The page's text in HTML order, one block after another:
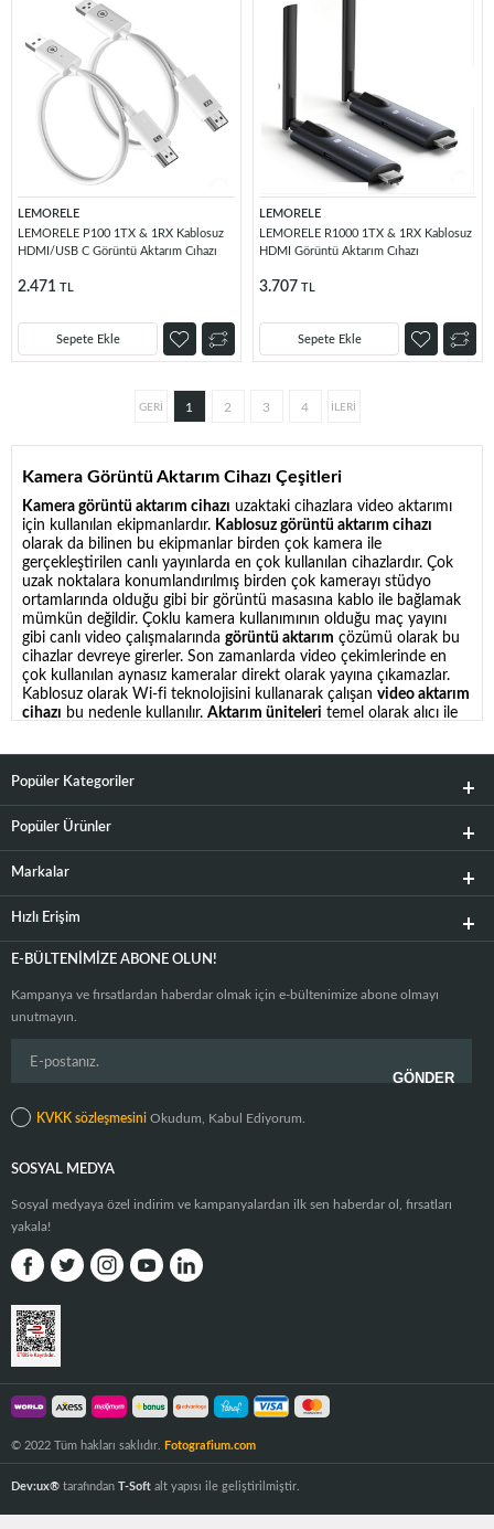
LEMORELE
LEMORELE P100 1TX & 1RX Kablosuz
HDMI/USB C Görüntü Aktarım Cıhazı
2.471 TL
Sepete Ekle
LEMORELE
LEMORELE R1000 1TX & 1RX Kablosuz
HDMI Görüntü Aktarım Cıhazı
3.707 TL
Sepete Ekle
1 2 3 4
Kamera Görüntü Aktarım Cihazı Çeşitleri
Kamera görüntü aktarım cihazı uzaktaki cihazlara video aktarımı
için kullanılan ekipmanlardır. Kablosuz görüntü aktarım cihazı
olarak da bilinen bu ekipmanlar birden çok kamera ile
gerçekleştirilen canlı yayınlarda en çok kullanılan cihazlardır. Çok
uzak noktalara konumlandırılmış birden çok kamerayı stüdyo
ortamlarında olduğu gibi bir görüntü masasına kablo ile bağlamak
mümkün değildir. Çoklu kamera kullanımının olduğu maç yayını
gibi canlı video çalışmalarında görüntü aktarım çözümü olarak bu
cihazlar devreye girerler. Son zamanlarda video çekimlerinde en
çok kullanılan aynasız kameralar direkt olarak yayına çıkamazlar.
Kablosuz olarak Wi-fi teknolojisini kullanarak çalışan video aktarım
cihazı bu nedenle kullanılır. Aktarım üniteleri temel olarak alıcı ile
HDMI ve SDI girişine, alıcılar da SDI ve HDMI çıkışlarına sahiptir.
Bu özellik vasıtasıyla hızlı bir iletişim kurularak 4K ve 60 fps
kalitesindevideo aktarım
kullanılabilmeleridir. Usb typ-c bağlantısı ile alıcı kısmını direkt
bilgisayarına bağlayabilirsiniz. Bu sayede ekstra bir capture kart
kullanmadan canlı yayına çıkabilirsiniz.En iyi kablosuz görüntü
aktarım cihazı
sağlayan modellerdir.Çeviricilerayrıca taşıma gerektirdiğinden iş
akışı ve fazla ekipman ağırlığı olmadığı için canlı yayınlarda video
edilen kamera görüntü aktarım cihazı modelleriHollylandMars
400S PRO görüntü aktarım cihazıdır.
ömrü ve ısınmayı engelleyen soğutma sistemleri de iş akışının
kablosuz görüntü aktarım cihazı
fiyatları
fotografium.comkategori sayfamızda inceleyebilirsiniz.
Popüler Kategoriler
Popüler Ürünler
Markalar
Hızlı Erişim
E-BÜLTENIMIZE ABONE OLUN!
Kampanya ve fırsatlardan haberdar olmak için e-bültenimize abone olmayı
unutmayın.
KVKK sözleşmesini Okudum, Kabul Ediyorum.
SOSYAL MEDYA
Sosyal medyaya özel indirim ve kampanyalardan ilk sen haberdar ol, fırsatları
yakala!
© 2022 Tüm hakları saklıdır. Fotografium.com
Dev:ux® tarafından T-Soft alt yapısı ile geliştirilmiştir.